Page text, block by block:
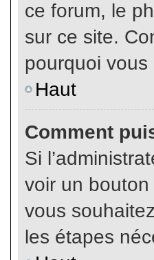
ce forum, le
sur ce site.
pourquoi
Haut
Comment
Si
voir un
vous
les étapes